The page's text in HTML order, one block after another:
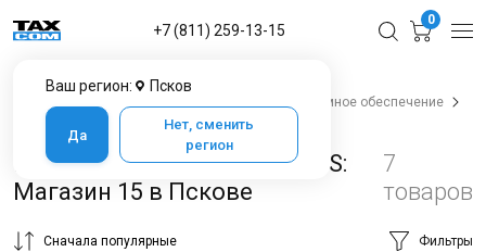
Ваш регион: Псков
Да
Нет, сменить
регион
+7 (811) 259-13-15
0
Программное обеспечение
Cleverence
Mobile Smarts: Магазин 15
Кассовое ПО Mobile SMARTS:
Магазин 15 в Пскове
7
товаров
Сначала популярные Фильтры